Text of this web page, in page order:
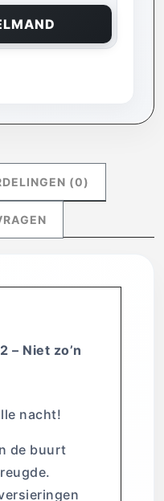
(0)
– Niet zo’n
nacht!
de buurt